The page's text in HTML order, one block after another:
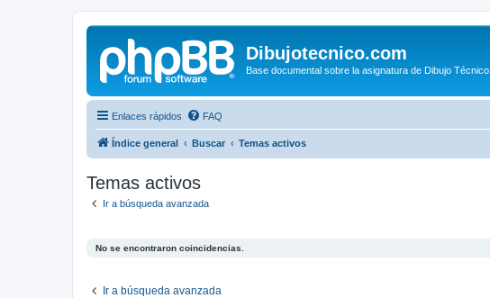
Dibujotecnico.com
Base documental sobre la asignatura de Dibujo Técnico
Enlaces rápidos FAQ
Índice general Buscar Temas activos
Temas activos
Ir a búsqueda avanzada
No se encontraron coincidencias.
Ir a búsqueda avanzada